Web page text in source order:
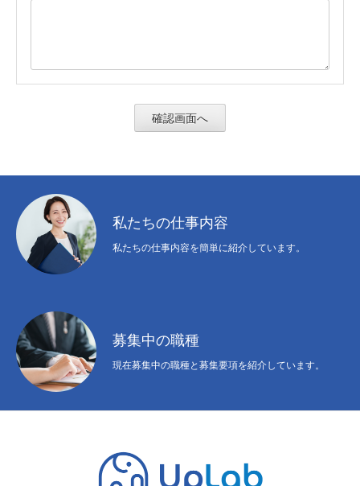
私たちの仕事内容
私たちの仕事内容を簡単に紹介しています。
募集中の職種
現在募集中の職種と募集要項を紹介しています。